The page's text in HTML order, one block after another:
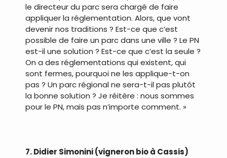
le directeur du parc sera chargé de faire
appliquer la réglementation. Alors, que vont
devenir nos traditions ? Est-ce que c’est
possible de faire un parc dans une ville ? Le PN
est-il une solution ? Est-ce que c’est la seule ?
On a des réglementations qui existent, qui
sont fermes, pourquoi ne les applique-t-on
pas ? Un parc régional ne sera-t-il pas plutôt
la bonne solution ? Je réitère : nous sommes
pour le PN, mais pas n’importe comment. »
7. Didier Simonini (vigneron bio à Cassis)